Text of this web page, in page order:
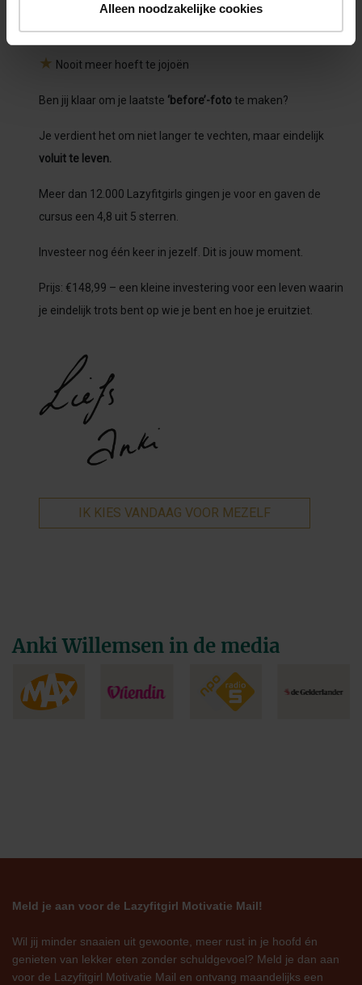
Alleen noodzakelijke cookies
★
★ Nooit meer hoeft te jojoën
Ben jij klaar om je laatste ‘before’-fotote maken?
Je verdient het om niet langer te vechten, maar eindelijk
voluit te leven.
Meer dan 12.000 Lazyfitgirls gingen je voor en gaven de
cursus een 4,8 uit 5 sterren.
Investeer nog één keer in jezelf. Dit is jouw moment.
Prijs: €148,99 – een kleine investering voor een leven waarin
je eindelijk trots bent op wie je bent en hoe je eruitziet.
IK KIES VANDAAG VOOR MEZELF
Anki Willemsen in de media
Meld je aan voor de Lazyfitgirl Motivatie Mail!
Wil jij minder snaaien uit gewoonte, meer rust in je hoofd én
genieten van lekker eten zonder schuldgevoel? Meld je dan aan
voor de Lazyfitgirl Motivatie Mail en ontvang maandelijks een